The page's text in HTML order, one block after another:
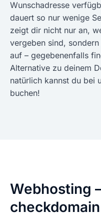
Wunschadresse
dauert so nur wenige
zeigt dir nicht nur an,
vergeben sind,
auf – gegebenenfalls
Alternative zu deinem
natürlich kannst du bei
buchen!
Webhosting
checkdomain